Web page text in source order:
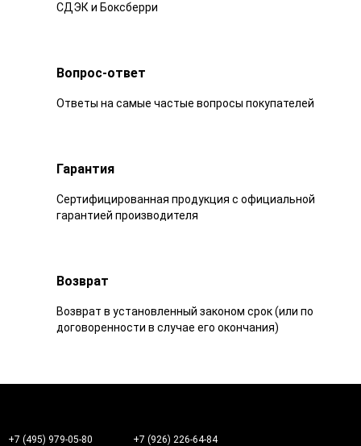
СДЭК и Боксберри
Вопрос-ответ
Ответы на самые частые вопросы покупателей
Гарантия
Сертифицированная продукция с официальной
гарантией производителя
Возврат
Возврат в установленный законом срок (или по
договоренности в случае его окончания)
+7 (495) 979-05-80 +7 (926) 226-64-84